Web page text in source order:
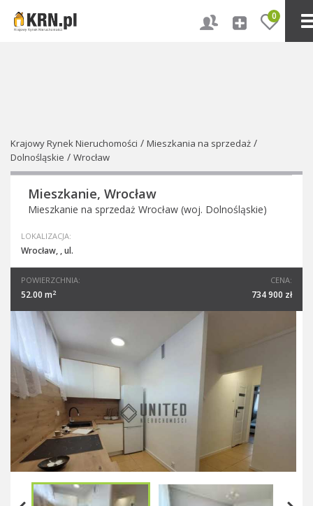
0
Krajowy Rynek Nieruchomości / Mieszkania na sprzedaż /
Dolnośląskie / Wrocław
Mieszkanie, Wrocław
Mieszkanie na sprzedaż Wrocław (woj. Dolnośląskie)
LOKALIZACJA:
Wrocław, , ul.
POWIERZCHNIA:
52.00 m2
CENA:
734 900 zł